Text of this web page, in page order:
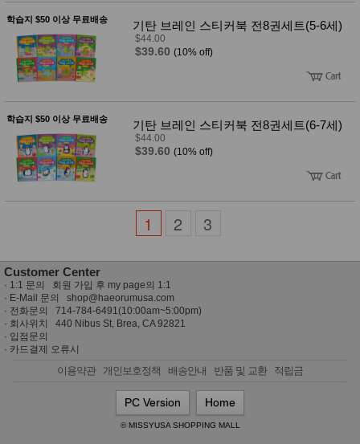
학습지 $50 이상 무료배송 기탄 브레인 스티커북 전8권세트(5-6세)
$44.00
$39.60 (10% off)
학습지 $50 이상 무료배송 기탄 브레인 스티커북 전8권세트(6-7세)
$44.00
$39.60 (10% off)
1 2 3
Customer Center
· 1:1 문의 회원 가입 후 my page의 1:1
· E-Mail 문의 shop@haeorumusa.com
· 전화문의 714-784-6491(10:00am~5:00pm)
· 회사위치 440 Nibus St, Brea, CA 92821
· 입점문의
· 카드결제 오류시
이용약관 개인보호정책 배송안내 반품 및 교환 적립금
PC Version Home
© MISSYUSA SHOPPING MALL